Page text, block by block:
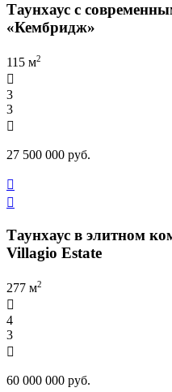
Таунхаус с
«Кембридж»
115 м2

3
3

27 500 000 руб.


Таунхаус в элитном
Villagio Estate
277 м2

4
3

60 000 000 руб.